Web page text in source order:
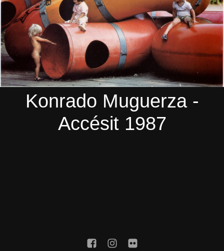
Konrado Muguerza -
Accésit 1987